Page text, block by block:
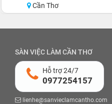
Cần Thơ
SÀN VIỆC LÀM CẦN THƠ
Hỗ trợ 24/7
0977254157
lienhe@sanvieclamcantho.com